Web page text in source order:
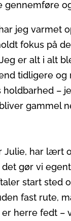
gennemføre
jeg varmet
fokus på
er alt i alt
tidligere og
holdbarhed –
gammel
har lært
gør vi
start sted
fast rute,
herre fedt –